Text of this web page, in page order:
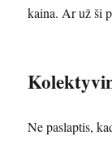
kaina. Ar už ši
Ne paslaptis,